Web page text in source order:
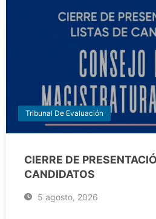
Tribunal De Evaluación
CIERRE DE
CANDIDATOS
5 agosto, 2026